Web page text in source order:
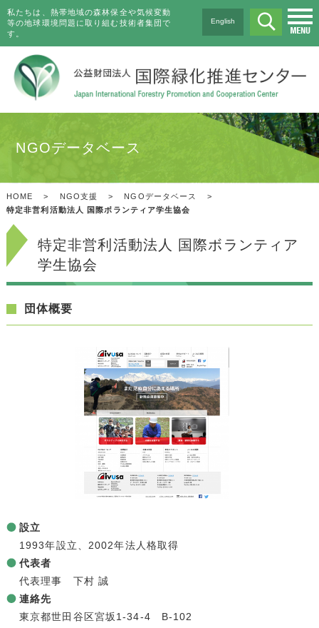
私たちは、熱帯地域の森林保全や気候変動
等の地球環境問題に取り組む技術者集団で
す。
English
NGOデータベース
HOME > NGO支援 > NGOデータベース
>
特定非営利活動法人 国際ボランティア学生協会
特定非営利活動法人 国際ボランティア
学生協会
団体概要
設立
1993年設立、2002年法人格取得
代表者
代表理事 下村 誠
連絡先
東京都世田谷区宮坂1-34-4 B-102